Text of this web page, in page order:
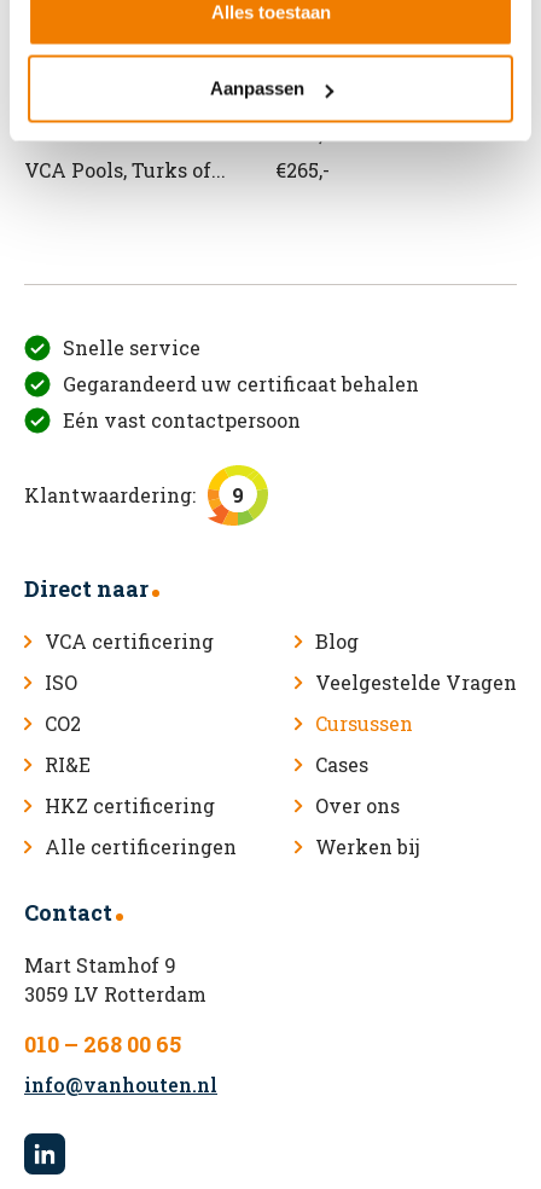
Alles toestaan
Aanpassen
VCA andere taal
Prijs
VCA Pools, Turks of...
€265,-
Snelle service
Gegarandeerd uw certificaat behalen
Eén vast contactpersoon
Klantwaardering: 9
Direct naar
VCA certificering
ISO
CO2
RI&E
HKZ certificering
Alle certificeringen
Blog
Veelgestelde Vragen
Cursussen
Cases
Over ons
Werken bij
Contact
Mart Stamhof 9
3059 LV Rotterdam
010 – 268 00 65
info@vanhouten.nl